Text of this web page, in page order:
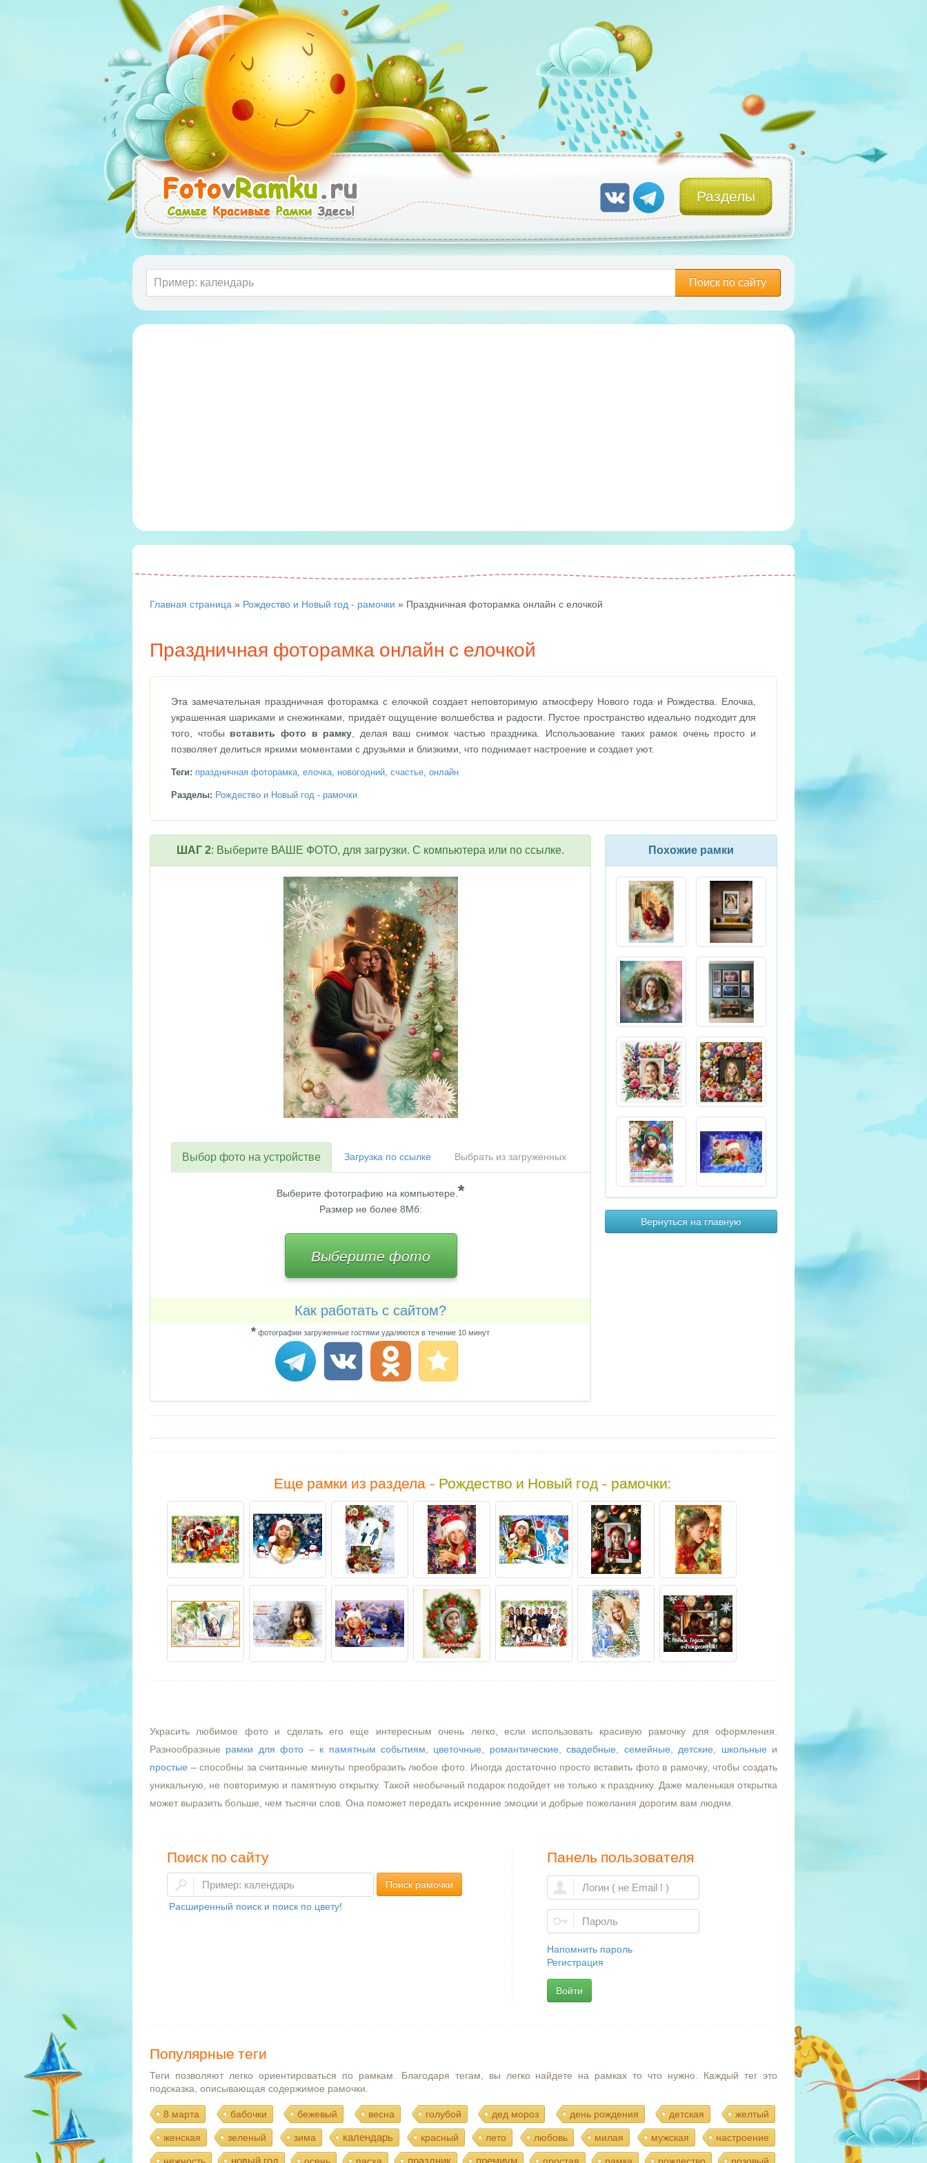
Разделы
Поиск по сайту
Главная страница » Рождество и Новый год - рамочки » Праздничная фоторамка онлайн с елочкой
Праздничная фоторамка онлайн с елочкой
Эта замечательная праздничная фоторамка с елочкой создает неповторимую атмосферу Нового года и Рождества. Елочка,
украшенная шариками и снежинками, придаёт ощущение волшебства и радости. Пустое пространство идеально подходит для
того, чтобы вставить фото в рамку , делая ваш снимок частью праздника. Использование таких рамок очень просто и
позволяет делиться яркими моментами с друзьями и близкими, что поднимает настроение и создает уют.
Теги: праздничная фоторамка, елочка, новогодний, счастье, онлайн
Разделы: Рождество и Новый год - рамочки
Похожие рамки
Вернуться на главную
ШАГ 2: Выберите ВАШЕ ФОТО, для загрузки. С компьютера или по ссылке.
Выбор фото на устройстве Загрузка по ссылке Выбрать из загруженных
Выберите фотографию на компьютере. *
Размер не более 8Мб:
Выберите фото
Как работать с сайтом?
* фотографии загруженные гостями удаляются в течение 10 минут
Еще рамки из раздела - Рождество и Новый год - рамочки:
Украсить любимое фото и сделать его еще интересным очень легко, если использовать красивую рамочку для оформления.
Разнообразные рамки для фото – к памятным событиям цветочные романтические ,свадебные семейные детские школьные и
простые – способны за считанные минуты преобразить любое фото. Иногда достаточно просто вставить фото в рамочку, чтобы создать
уникальную, не повторимую и памятную открытку. Такой необычный подарок подойдет не только к празднику. Даже маленькая открытка
может выразить больше, чем тысячи слов. Она поможет передать искренние эмоции и добрые пожелания дорогим вам людям.
Поиск по сайту
Поиск рамочки
Расширенный поиск и поиск по цвету!
Панель пользователя
Напомнить пароль
Регистрация
Войти
Популярные теги
Теги позволяют легко ориентироваться по рамкам. Благодаря тегам, вы легко найдете на рамках то что нужно. Каждый тег это
подсказка, описывающая содержимое рамочки.
8 марта бабочки бежевый весна голубой дед мороз день рождения детская желтый
женская зеленый зима календарь красный лето любовь милая мужская настроение
новый год праздник премиум